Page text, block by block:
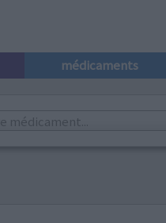
médicaments